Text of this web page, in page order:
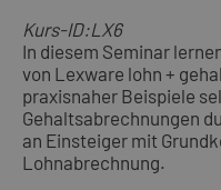
Kurs-ID:LX6
In diesem Seminar
von Lexware lohn +
praxisnaher Beispiele
Gehaltsabrechnungen
an Einsteiger mit
Lohnabrechnung.